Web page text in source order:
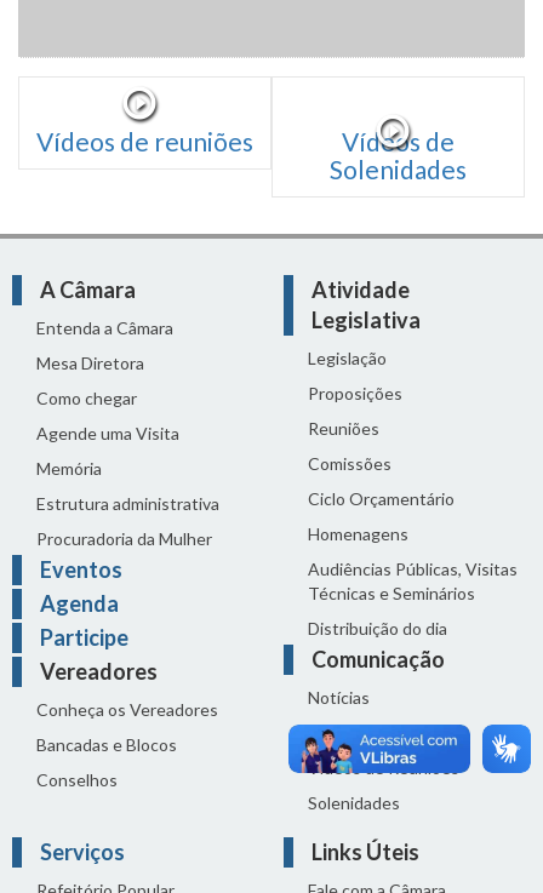
Vídeos de reuniões
Vídeos de
Solenidades
A Câmara
Entenda a Câmara
Mesa Diretora
Como chegar
Agende uma Visita
Memória
Estrutura administrativa
Procuradoria da Mulher
Eventos
Agenda
Participe
Vereadores
Conheça os Vereadores
Bancadas e Blocos
Conselhos
Atividade
Legislativa
Legislação
Proposições
Reuniões
Comissões
Ciclo Orçamentário
Homenagens
Audiências Públicas, Visitas
Técnicas e Seminários
Distribuição do dia
Comunicação
Notícias
Sala de Imprensa
Vídeos de Reuniões
Solenidades
Serviços Links Úteis